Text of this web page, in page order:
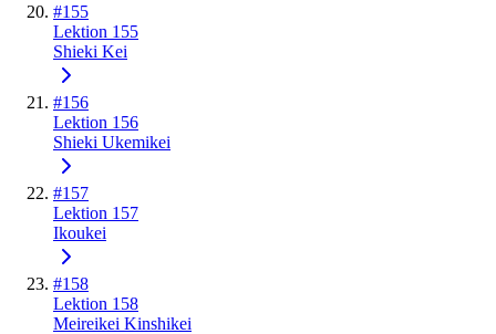
#155
Lektion 155
Shieki Kei
#156
Lektion 156
Shieki Ukemikei
#157
Lektion 157
Ikoukei
#158
Lektion 158
Meireikei Kinshikei